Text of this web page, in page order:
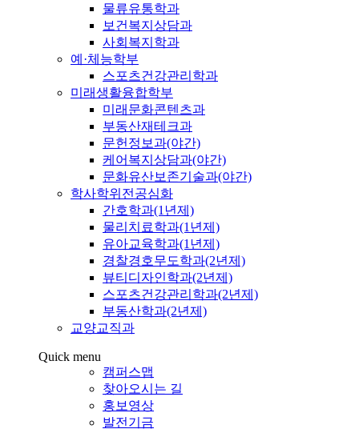
물류유통학과
보건복지상담과
사회복지학과
예·체능학부
스포츠건강관리학과
미래생활융합학부
미래문화콘텐츠과
부동산재테크과
문헌정보과(야간)
케어복지상담과(야간)
문화유산보존기술과(야간)
학사학위전공심화
간호학과(1년제)
물리치료학과(1년제)
유아교육학과(1년제)
경찰경호무도학과(2년제)
뷰티디자인학과(2년제)
스포츠건강관리학과(2년제)
부동산학과(2년제)
교양교직과
Quick menu
캠퍼스맵
찾아오시는 길
홍보영상
발전기금